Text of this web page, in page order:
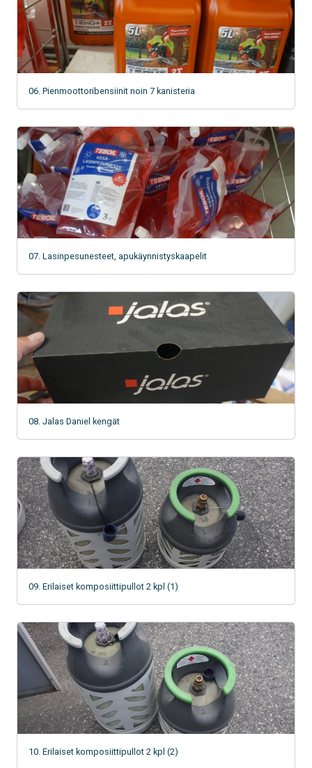
06. Pienmoottoribensiinit noin 7 kanisteria
07. Lasinpesunesteet, apukäynnistyskaapelit
08. Jalas Daniel kengät
09. Erilaiset komposiittipullot 2 kpl (1)
10. Erilaiset komposiittipullot 2 kpl (2)